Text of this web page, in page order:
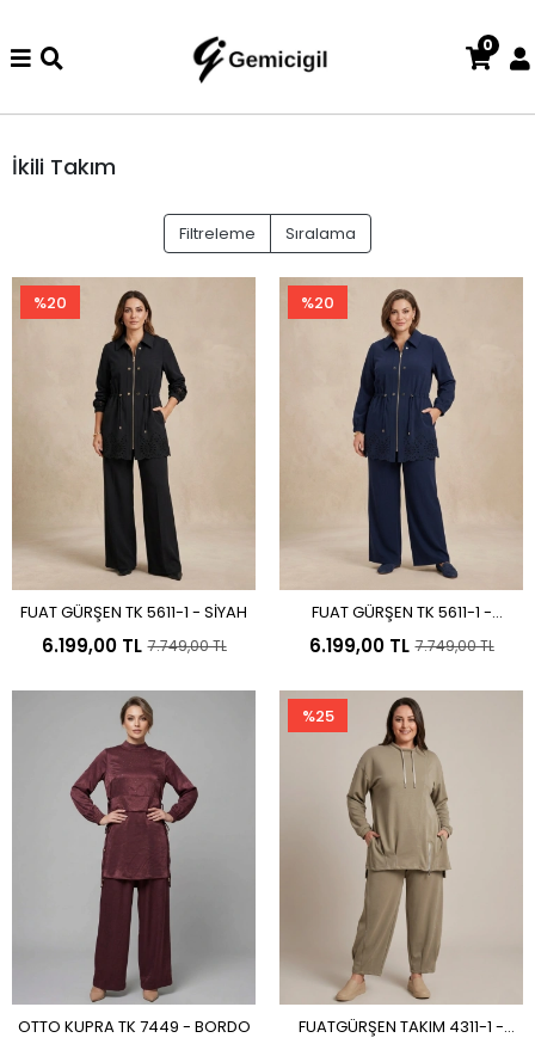
ve değişim işlemi yoktur.
0
İkili Takım
Filtreleme Sıralama
%20
Sepete Ekle
FUAT GÜRŞEN TK 5611-1 - SİYAH
6.199,00 TL 7.749,00 TL
%20
Sepete Ekle
FUAT GÜRŞEN TK 5611-1 -
LACİVERT
6.199,00 TL 7.749,00 TL
Sepete Ekle
OTTO KUPRA TK 7449 - BORDO
%25
Sepete Ekle
FUATGÜRŞEN TAKIM 4311-1 -